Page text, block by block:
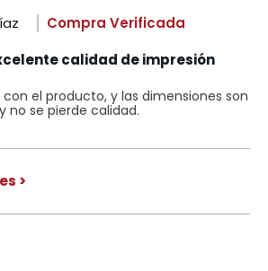
Compra Verificada
calidad de impresión
el producto, y las dimensiones son
no se pierde calidad.
>